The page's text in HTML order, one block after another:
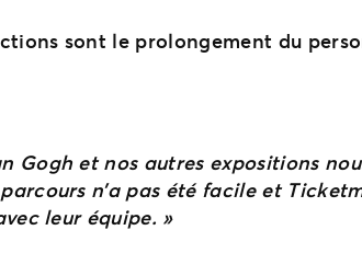
sont le prolongement du
Gogh et nos autres expositions
n’a pas été facile et
leur équipe. »